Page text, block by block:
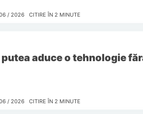
/ 2026 CITIRE ÎN 2 MINUTE
aduce o tehnologie
/ 2026 CITIRE ÎN 2 MINUTE